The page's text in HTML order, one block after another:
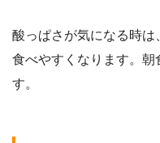
酸っぱさが気になる時は
食べやすくなります。
す。